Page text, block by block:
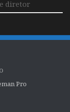
diretor
Pro